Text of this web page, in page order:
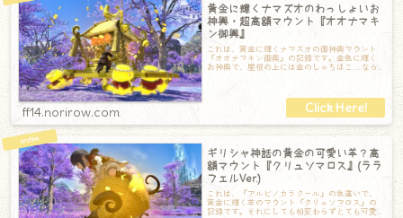
黄金に輝くナマズオのわっしょいお
神輿・超高額マウント『オオナマキ
ン御輿』
これは、黄金に輝くナマズオの御神輿マウント
『オオナマキン御輿』の記録です。金色に輝く
お神輿で、屋根の上には金のしゃちほこ……なら
ff14.norirow.com
ギリシャ神話の黄金の可愛い羊？高
額マウント『クリュソマロス』(ララ
フェルVer.)
これは、『アルビノカラクール』の色違いで、
黄金に輝く羊のマウント『クリュソマロス』の
記録です。それにしても相変わらずとても可愛